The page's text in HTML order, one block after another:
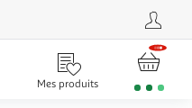
Mes produits